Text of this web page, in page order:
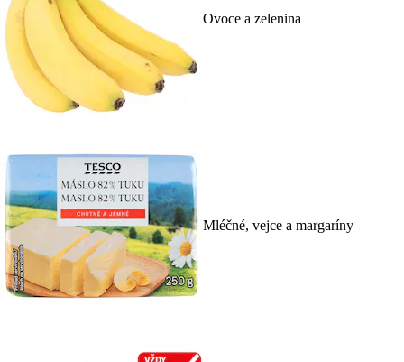
Ovoce a zelenina
Mléčné, vejce a margaríny